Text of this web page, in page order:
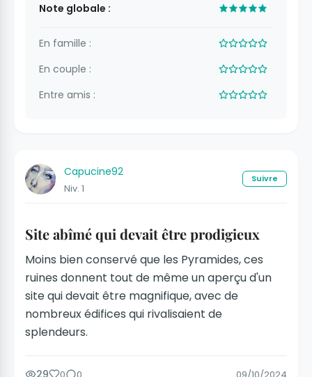
Note globale :
En famille :
En couple :
Entre amis :
Capucine92
Niv. 1
Suivre
Site abîmé qui devait être prodigieux
Moins bien conservé que les Pyramides, ces
ruines donnent tout de même un aperçu d'un
site qui devait être magnifique, avec de
nombreux édifices qui rivalisaient de
splendeurs.
29